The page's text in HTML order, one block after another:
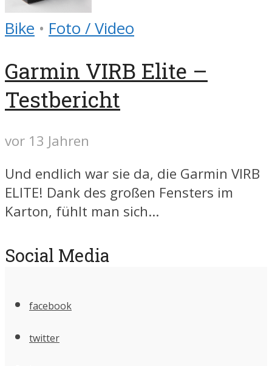
Bike • Foto / Video
Garmin VIRB Elite –
Testbericht
vor 13 Jahren
Und endlich war sie da, die Garmin VIRB
ELITE! Dank des großen Fensters im
Karton, fühlt man sich...
Social Media
facebook
twitter